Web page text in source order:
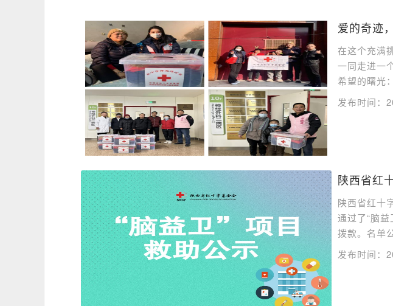
爱的奇迹
在这个充满
一同走进一
希望的曙光
发布时间：
陕西省红
陕西省红十
通过了“脑
拨款。名单
发布时间：